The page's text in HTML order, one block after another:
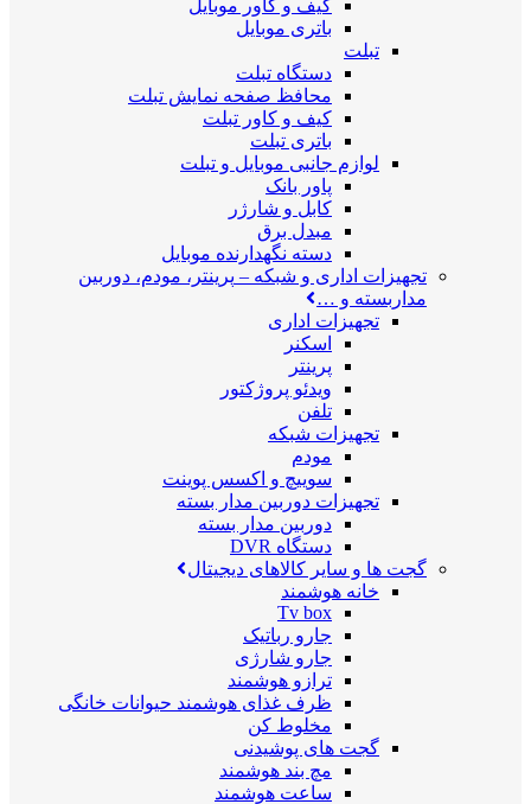
کیف و کاور موبایل
باتری موبایل
تبلت
دستگاه تبلت
محافظ صفحه نمایش تبلت
کیف و کاور تبلت
باتری تبلت
لوازم جانبی موبایل و تبلت
پاور بانک
کابل و شارژر
مبدل برق
دسته نگهدارنده موبایل
تجهیزات اداری و شبکه – پرینتر، مودم، دوربین
مداربسته و …
تجهیزات اداری
اسکنر
پرینتر
ویدئو پروژکتور
تلفن
تجهیزات شبکه
مودم
سوییچ و اکسس پوینت
تجهیزات دوربین مدار بسته
دوربین مدار بسته
دستگاه DVR
گجت ها و سایر کالاهای دیجیتال
خانه هوشمند
Tv box
جارو رباتیک
جارو شارژی
ترازو هوشمند
ظرف غذای هوشمند حیوانات خانگی
مخلوط کن
گجت های پوشیدنی
مچ بند هوشمند
ساعت هوشمند